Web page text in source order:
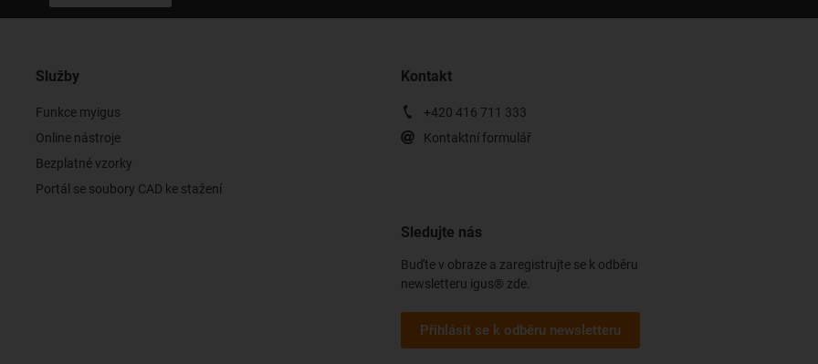
Služby
Funkce myigus
Online nástroje
Bezplatné vzorky
Portál se soubory CAD ke stažení
Kontakt
+420 416 711 333
Kontaktní formulář
Sledujte nás
Buďte v obraze a zaregistrujte se k odběru
newsletteru igus® zde.
Přihlásit se k odběru newsletteru